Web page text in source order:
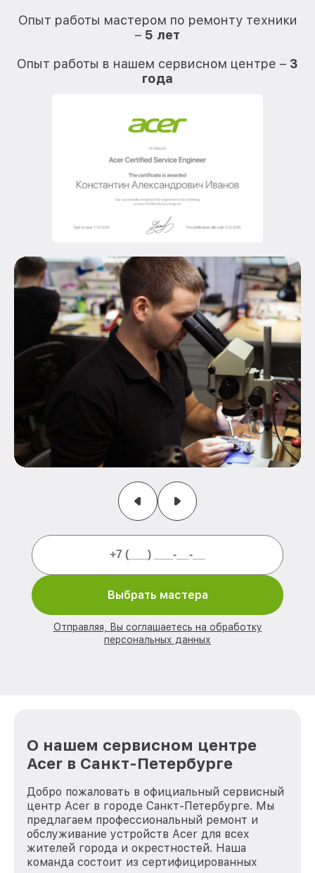
Опыт работы мастером по ремонту техники
– 5 лет
Опыт работы в нашем сервисном центре – 3
года
Выбрать мастера
Отправляя, Вы соглашаетесь на обработку
персональных данных
О нашем сервисном центре
Acer в Санкт-Петербурге
Добро пожаловать в официальный сервисный
центр Acer в городе Санкт-Петербурге. Мы
предлагаем профессиональный ремонт и
обслуживание устройств Acer для всех
жителей города и окрестностей. Наша
команда состоит из сертифицированных